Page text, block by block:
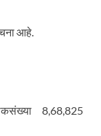
आहे.
8,68,825